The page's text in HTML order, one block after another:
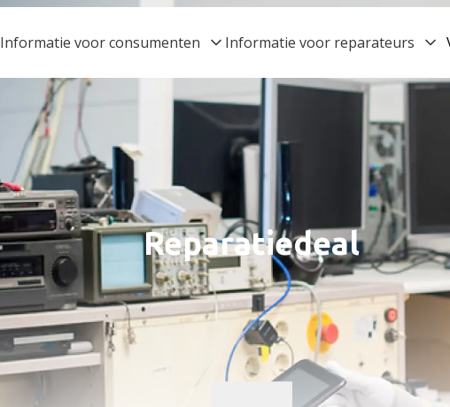
Informatie voor consumenten Informatie voor reparateurs
Reparatiedeal